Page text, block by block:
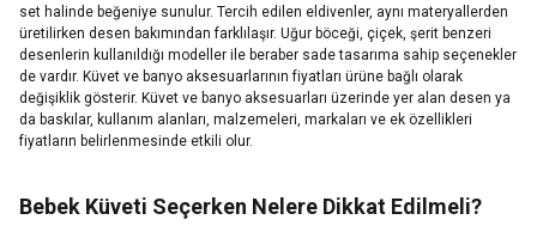
set halinde beğeniye sunulur. Tercih edilen eldivenler, aynı materyallerden
üretilirken desen bakımından farklılaşır. Uğur böceği, çiçek, şerit benzeri
desenlerin kullanıldığı modeller ile beraber sade tasarıma sahip seçenekler
de vardır. Küvet ve banyo aksesuarlarının fiyatları ürüne bağlı olarak
değişiklik gösterir. Küvet ve banyo aksesuarları üzerinde yer alan desen ya
da baskılar, kullanım alanları, malzemeleri, markaları ve ek özellikleri
fiyatların belirlenmesinde etkili olur.
Bebek Küveti Seçerken Nelere Dikkat Edilmeli?